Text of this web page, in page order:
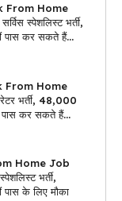
From Home
स्पेशलिस्ट भर्ती,
पास कर सकते हैं
From Home
भर्ती, ₹48,000
पास कर सकते हैं
Home Job
भर्ती,
पास के लिए मौका